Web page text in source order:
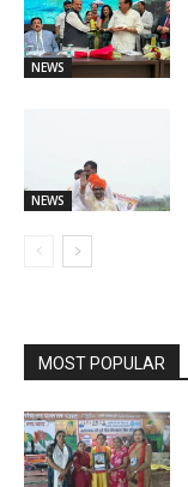
NEWS
NEWS
MOST POPULAR